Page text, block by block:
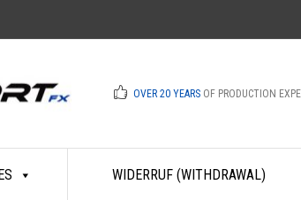
OVER 20 YEARS OF PRODUCTION
WIDERRUF (WITHDRAWAL)